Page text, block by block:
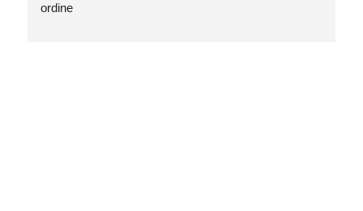
ordine